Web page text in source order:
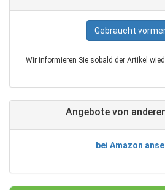
Gebraucht
Wir informieren Sie sobald der Artikel
Angebote von
bei Amazon